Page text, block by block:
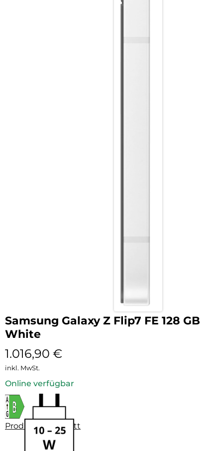
Samsung Galaxy Z Flip7 FE 128 GB
White
1.016,90 €
inkl. MwSt.
Online verfügbar
Produktdatenblatt